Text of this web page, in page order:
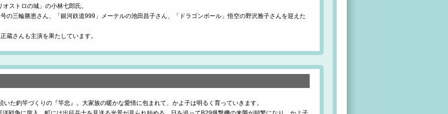
ストロの城」の小林七郎氏。
の三輪勝恵さん、「銀河鉄道999」メーテルの池田昌子さん、「ドラゴンボール」悟空の野沢雅子さんを迎えた
蔵さんも主演を果たしています。
た釣竿づくりの『竿忠』。大家族の暖かな愛情に包まれて、かよ子は明るく育っていきます。